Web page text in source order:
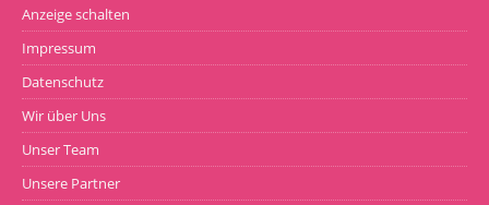
Anzeige schalten
Impressum
Datenschutz
Wir über Uns
Unser Team
Unsere Partner